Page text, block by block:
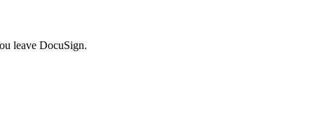
leave DocuSign.